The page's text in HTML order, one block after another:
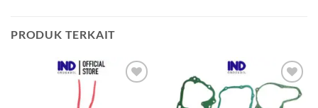
PRODUK TERKAIT
Tambahkan
ke Wishlist